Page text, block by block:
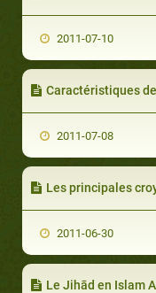
2011-07-10
Caractéristiques
2011-07-08
Les principales
2011-06-30
Le Jihād en Islam